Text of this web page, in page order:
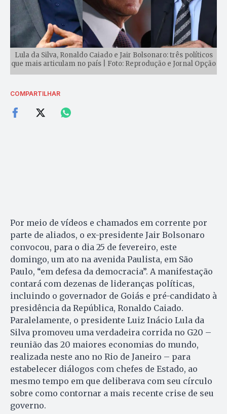
Lula da Silva, Ronaldo Caiado e Jair Bolsonaro: três políticos
que mais articulam no país | Foto: Reprodução e Jornal Opção
COMPARTILHAR
Por meio de vídeos e chamados em corrente por
parte de aliados, o ex-presidente Jair Bolsonaro
convocou, para o dia 25 de fevereiro, este
domingo, um ato na avenida Paulista, em São
Paulo, “em defesa da democracia”. A manifestação
contará com dezenas de lideranças políticas,
incluindo o governador de Goiás e pré-candidato à
presidência da República, Ronaldo Caiado.
Paralelamente, o presidente Luiz Inácio Lula da
Silva promoveu uma verdadeira corrida no G20 –
reunião das 20 maiores economias do mundo,
realizada neste ano no Rio de Janeiro – para
estabelecer diálogos com chefes de Estado, ao
mesmo tempo em que deliberava com seu círculo
sobre como contornar a mais recente crise de seu
governo.